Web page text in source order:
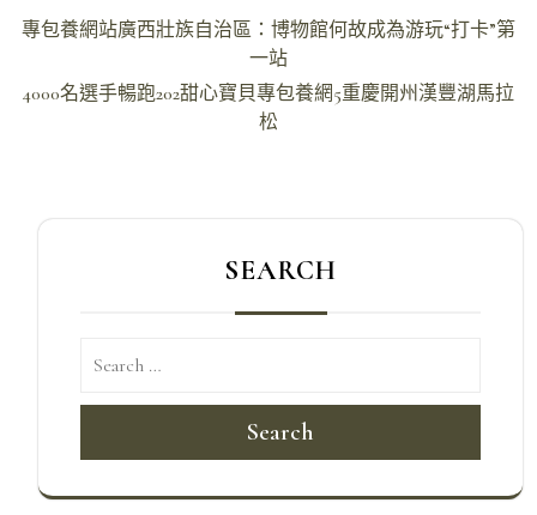
文
導
專包養網站廣西壯族自治區：博物館何故成為游玩“打卡”第
一站
4000名選手暢跑202甜心寶貝專包養網5重慶開州漢豐湖馬拉
松
SEARCH
Search